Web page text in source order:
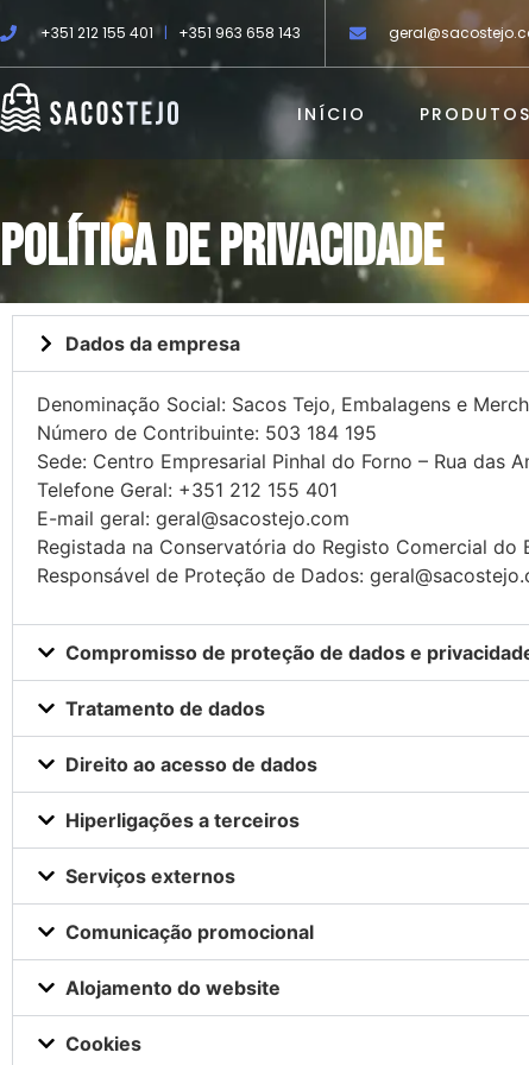
+351 212 155 401 | +351 963 658 143
INÍCIO PRODUTOS
Política de privacidade
Dados da empresa
Denominação Social: Sacos Tejo, Embalagens e
Número de Contribuinte: 503 184 195
Sede: Centro Empresarial Pinhal do Forno – Rua das
Telefone Geral: +351 212 155 401
E-mail geral: geral@sacostejo.com
Registada na Conservatória do Registo Comercial do
Responsável de Proteção de Dados:
Compromisso de proteção de dados e
Tratamento de dados
Direito ao acesso de dados
Hiperligações a terceiros
Serviços externos
Comunicação promocional
Alojamento do website
Cookies